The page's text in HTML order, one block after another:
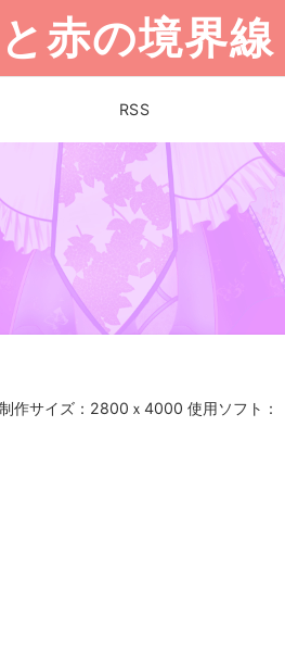
赤の境界線
RSS
作サイズ：2800ｘ4000 使用ソフト：